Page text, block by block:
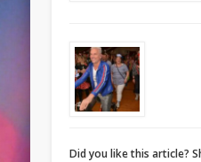
Did you like this article?